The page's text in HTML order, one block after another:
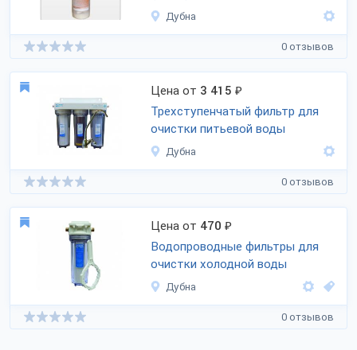
Дубна
0 отзывов
Цена от 3 415 ₽
Трехступенчатый фильтр для
очистки питьевой воды
Дубна
0 отзывов
Цена от 470 ₽
Водопроводные фильтры для
очистки холодной воды
Дубна
0 отзывов